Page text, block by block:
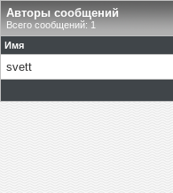
Авторы сообщений
Всего сообщений: 1
Имя
svett